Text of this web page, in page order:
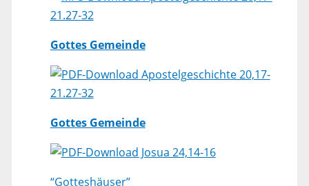
21.27-32
Gottes Gemeinde
Apostelgeschichte 20,17-
21.27-32
Gottes Gemeinde
Josua 24,14-16
“Gotteshäuser”